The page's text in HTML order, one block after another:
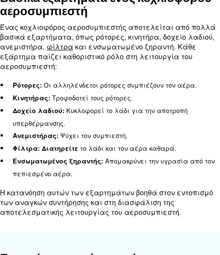
διάρκειας ζωής και της βέλτιστης απόδοσής
τακτική συντήρησηβοηθά στην αποτροπή
βλαβών, μειώνει τον χρόνο εκτός λειτουργίας
την αναμενόμενη διάρκεια ζωής του εξοπλισμού.
Τηρώντας ένα πρόγραμμα συντήρησης, οι
μπορούν να αποφύγουν δαπανηρές επισκευές
διασφαλίσουν την αποτελεσματική λειτουργία
αεροσυμπιεστών τους.
Βασικά εξαρτήματα ενός
αεροσυμπιεστή
Ένας κοχλιοφόρος αεροσυμπιεστής
βασικά εξαρτήματα, όπως ρότορες, κινητήρα,
ανεμιστήρα,φίλτρακαι ενσωματωμένο
εξάρτημα παίζει καθοριστικό ρόλο στη